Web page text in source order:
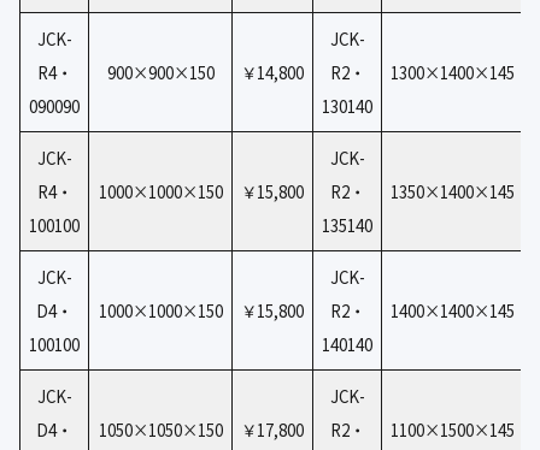
JCK-
R4・
090090
900×900×150 ￥14,800
JCK-
R2・
130140
1300×1400×145
JCK-
R4・
100100
1000×1000×150 ￥15,800
JCK-
R2・
135140
1350×1400×145
JCK-
D4・
100100
1000×1000×150 ￥15,800
JCK-
R2・
140140
1400×1400×145
JCK-
D4・
1050×1050×150 ￥17,800
JCK-
R2・
1100×1500×145